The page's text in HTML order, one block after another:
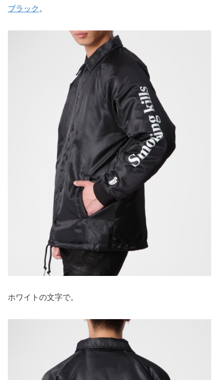
ブラック 。
ホワイトの文字で。